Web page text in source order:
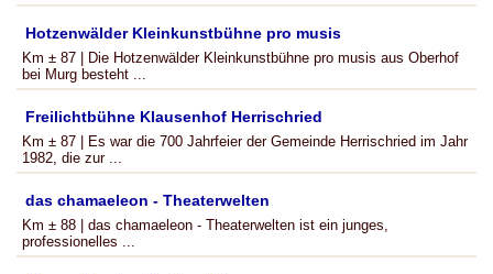
Hotzenwälder Kleinkunstbühne pro musis
Km ± 87 | Die Hotzenwälder Kleinkunstbühne pro musis aus Oberhof
bei Murg besteht ...
Freilichtbühne Klausenhof Herrischried
Km ± 87 | Es war die 700 Jahrfeier der Gemeinde Herrischried im Jahr
1982, die zur ...
das chamaeleon - Theaterwelten
Km ± 88 | das chamaeleon - Theaterwelten ist ein junges,
professionelles ...